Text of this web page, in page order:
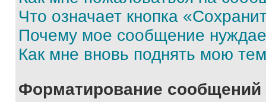
Что означает кнопка
Почему мое сообщение
Как мне вновь поднять мою
Форматирование